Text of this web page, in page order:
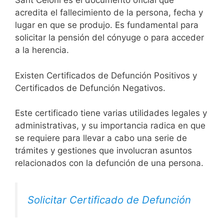
acredita el fallecimiento de la persona, fecha y
lugar en que se produjo. Es fundamental para
solicitar la pensión del cónyuge o para acceder
a la herencia.
Existen Certificados de Defunción Positivos y
Certificados de Defunción Negativos.
Este certificado tiene varias utilidades legales y
administrativas, y su importancia radica en que
se requiere para llevar a cabo una serie de
trámites y gestiones que involucran asuntos
relacionados con la defunción de una persona.
Solicitar Certificado de Defunción